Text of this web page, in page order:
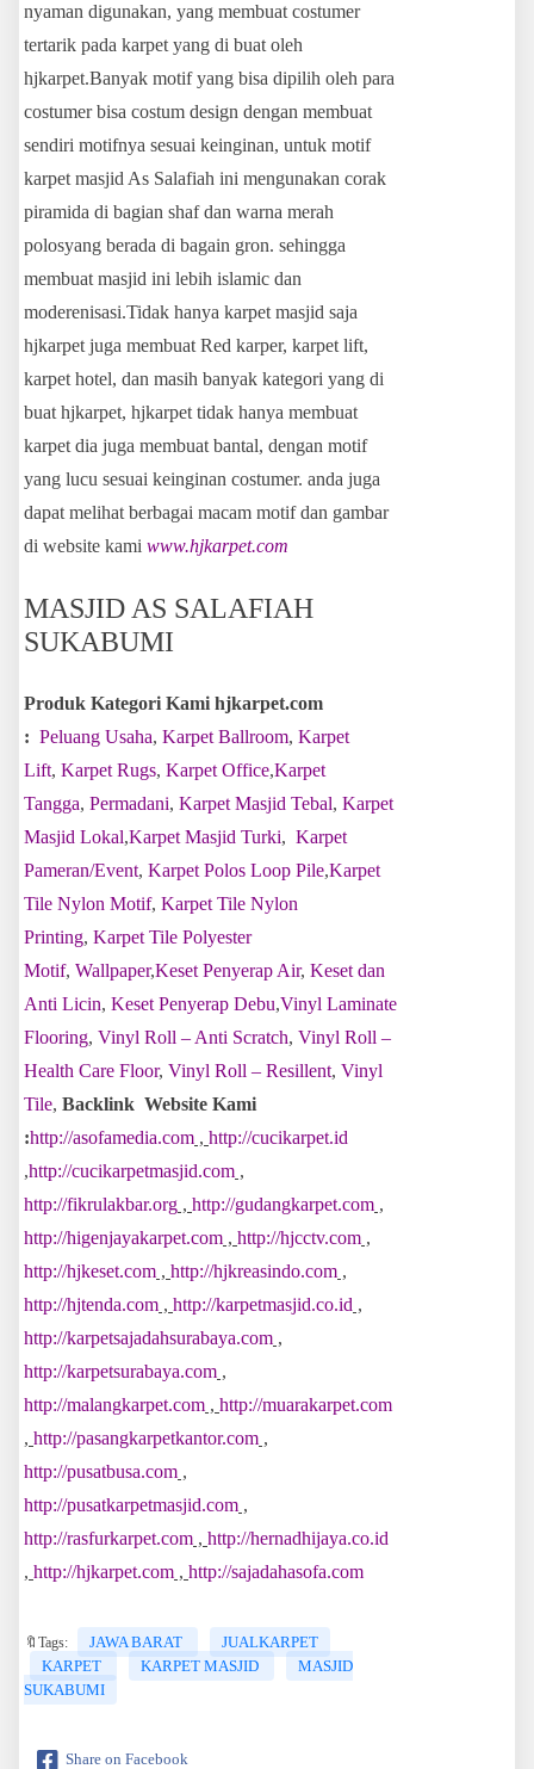
nyaman digunakan, yang membuat costumer
tertarik pada karpet yang di buat oleh
hjkarpet.Banyak motif yang bisa dipilih oleh para
costumer bisa costum design dengan membuat
sendiri motifnya sesuai keinginan, untuk motif
karpet masjid As Salafiah ini mengunakan corak
piramida di bagian shaf dan warna merah
polosyang berada di bagain gron. sehingga
membuat masjid ini lebih islamic dan
moderenisasi.Tidak hanya karpet masjid saja
hjkarpet juga membuat Red karper, karpet lift,
karpet hotel, dan masih banyak kategori yang di
buat hjkarpet, hjkarpet tidak hanya membuat
karpet dia juga membuat bantal, dengan motif
yang lucu sesuai keinginan costumer. anda juga
dapat melihat berbagai macam motif dan gambar
di website kami www.hjkarpet.com
MASJID AS SALAFIAH
SUKABUMI
Produk Kategori Kami hjkarpet.com
: Peluang Usaha, Karpet Ballroom, Karpet
Lift, Karpet Rugs, Karpet Office,Karpet
Tangga, Permadani, Karpet Masjid Tebal, Karpet
Masjid Lokal,Karpet Masjid Turki, Karpet
Pameran/Event, Karpet Polos Loop Pile,Karpet
Tile Nylon Motif, Karpet Tile Nylon
Printing, Karpet Tile Polyester
Motif, Wallpaper,Keset Penyerap Air, Keset dan
Anti Licin, Keset Penyerap Debu,Vinyl Laminate
Flooring, Vinyl Roll – Anti Scratch, Vinyl Roll –
Health Care Floor, Vinyl Roll – Resillent, Vinyl
Tile, Backlink Website Kami
:http://asofamedia.com , http://cucikarpet.id
,http://cucikarpetmasjid.com ,
http://fikrulakbar.org , http://gudangkarpet.com ,
http://higenjayakarpet.com , http://hjcctv.com ,
http://hjkeset.com , http://hjkreasindo.com ,
http://hjtenda.com , http://karpetmasjid.co.id ,
http://karpetsajadahsurabaya.com ,
http://karpetsurabaya.com ,
http://malangkarpet.com , http://muarakarpet.com
, http://pasangkarpetkantor.com ,
http://pusatbusa.com ,
http://pusatkarpetmasjid.com ,
http://rasfurkarpet.com , http://hernadhijaya.co.id
, http://hjkarpet.com , http://sajadahasofa.com
🔖Tags: JAWA BARAT
JUALKARPET
KARPET
KARPET MASJID
MASJID
SUKABUMI
Share on Facebook